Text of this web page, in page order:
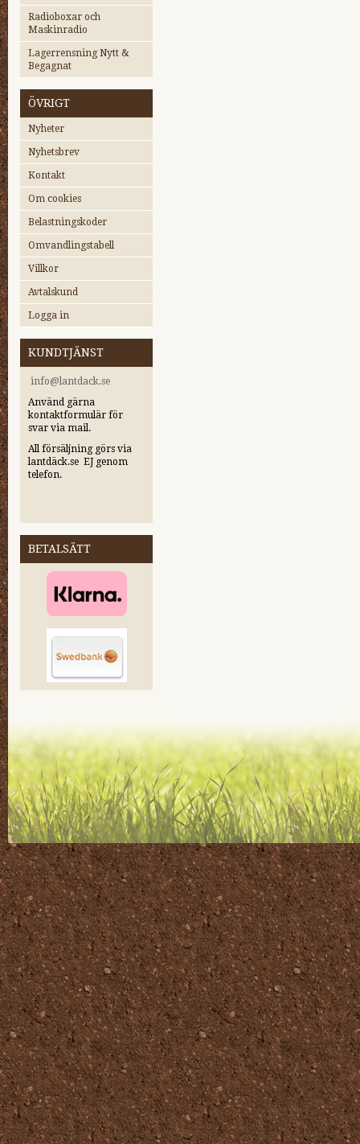
Radioboxar och
Maskinradio
Lagerrensning Nytt &
Begagnat
ÖVRIGT
Nyheter
Nyhetsbrev
Kontakt
Om cookies
Belastningskoder
Omvandlingstabell
Villkor
Avtalskund
Logga in
KUNDTJÄNST
info@lantdack.se
Använd gärna
kontaktformulär för
svar via mail.
All försäljning görs via
lantdäck.se EJ genom
telefon.
BETALSÄTT